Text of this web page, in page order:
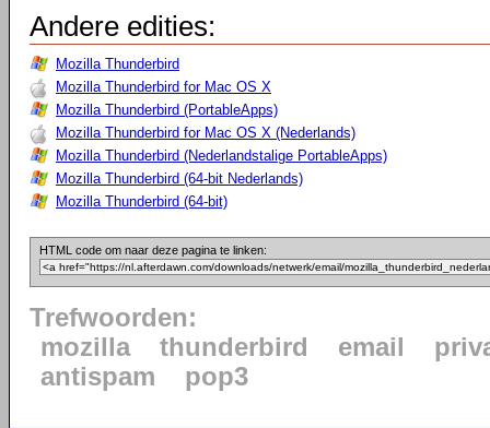
Andere edities:
Mozilla Thunderbird
Mozilla Thunderbird for Mac OS X
Mozilla Thunderbird (PortableApps)
Mozilla Thunderbird for Mac OS X (Nederlands)
Mozilla Thunderbird (Nederlandstalige PortableApps)
Mozilla Thunderbird (64-bit Nederlands)
Mozilla Thunderbird (64-bit)
HTML code om naar deze pagina te linken:
Trefwoorden:
mozilla
thunderbird email
antispam
pop3